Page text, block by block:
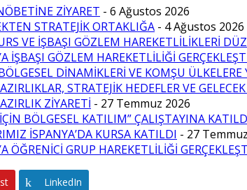
ZİYARET - 6 Ağustos 2026
STRATEJİK ORTAKLIĞA - 4 Ağustos 2026
VE İŞBAŞI GÖZLEM HAREKETLİLİKLERİ
İŞBAŞI GÖZLEM HAREKETLİLİĞİ
DİNAMİKLERİ VE KOMŞU ÜLKELERE
STRATEJİK HEDEFLER VE
ZİYARETİ - 27 Temmuz 2026
BÖLGESEL KATILIM” ÇALIŞTAYINA
İSPANYA’DA KURSA KATILDI - 27
ÖĞRENİCİ GRUP HAREKETLİLİĞİ
LinkedIn